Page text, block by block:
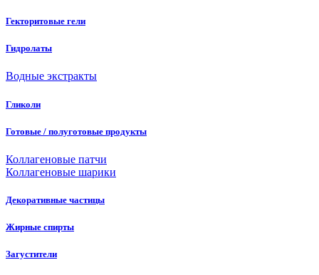
Гекторитовые гели
Гидролаты
Водные экстракты
Гликоли
Готовые / полуготовые продукты
Коллагеновые патчи
Коллагеновые шарики
Декоративные частицы
Жирные спирты
Загустители